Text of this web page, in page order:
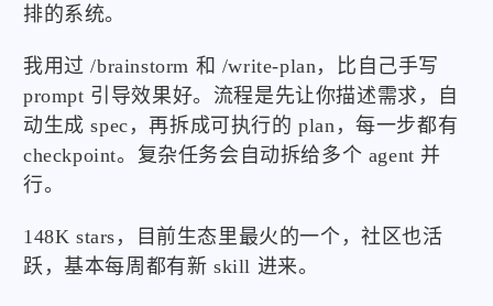
排的系统。
我用过 /brainstorm 和 /write-plan，比自己手写
prompt 引导效果好。流程是先让你描述需求，自
动生成 spec，再拆成可执行的 plan，每一步都有
checkpoint。复杂任务会自动拆给多个 agent 并
行。
148K stars，目前生态里最火的一个，社区也活
跃，基本每周都有新 skill 进来。